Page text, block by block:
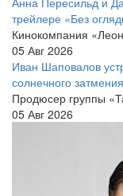
трейлере «Без
Кинокомпания
05 Авг 2026
Иван Шаповалов
солнечного затмения
Продюсер группы
05 Авг 2026